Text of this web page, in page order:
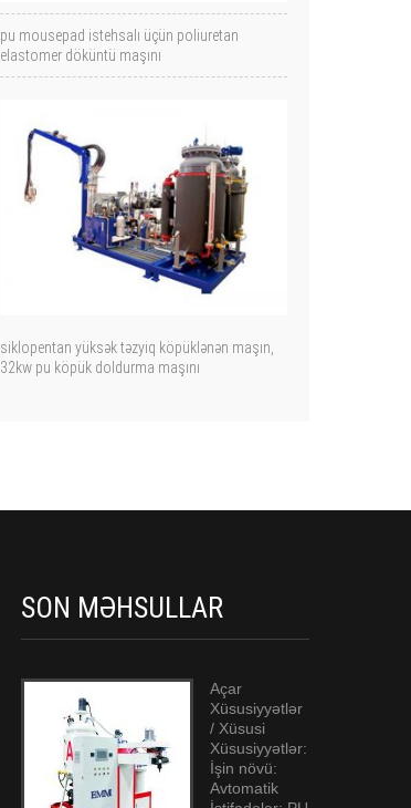
pu mousepad istehsalı üçün poliuretan
elastomer döküntü maşını
siklopentan yüksək təzyiq köpüklənən maşın,
32kw ​​pu köpük doldurma maşını
SON MƏHSULLAR
Açar
Xüsusiyyətlər
/ Xüsusi
Xüsusiyyətlər:
İşin növü:
Avtomatik